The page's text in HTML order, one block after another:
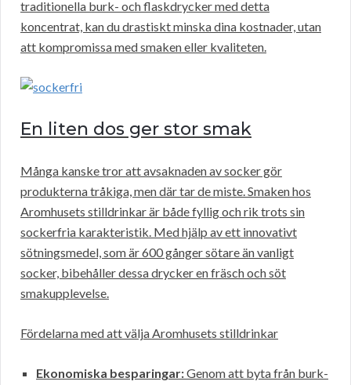
traditionella burk- och flaskdrycker med detta
koncentrat, kan du drastiskt minska dina kostnader, utan
att kompromissa med smaken eller kvaliteten.
En liten dos ger stor smak
Många kanske tror att avsaknaden av socker gör
produkterna tråkiga, men där tar de miste. Smaken hos
Aromhusets stilldrinkar är både fyllig och rik trots sin
sockerfria karakteristik. Med hjälp av ett innovativt
sötningsmedel, som är 600 gånger sötare än vanligt
socker, bibehåller dessa drycker en fräsch och söt
smakupplevelse.
Fördelarna med att välja Aromhusets stilldrinkar
Ekonomiska besparingar:Genom att byta från burk-